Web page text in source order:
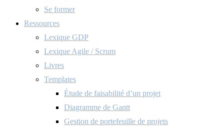
Se former
Ressources
Lexique GDP
Lexique Agile / Scrum
Livres
Templates
Étude de faisabilité d’un projet
Diagramme de Gantt
Gestion de portefeuille de projets